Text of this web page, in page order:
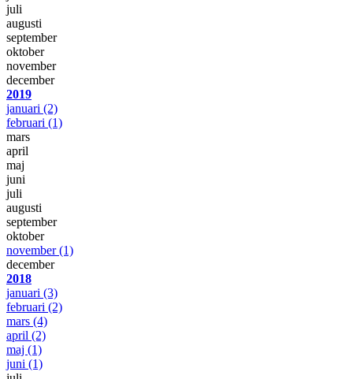
juli
augusti
september
oktober
november
december
2019
januari (2)
februari (1)
mars
april
maj
juni
juli
augusti
september
oktober
november(1)
december
2018
januari (3)
februari (2)
mars (4)
april (2)
maj (1)
juni (1)